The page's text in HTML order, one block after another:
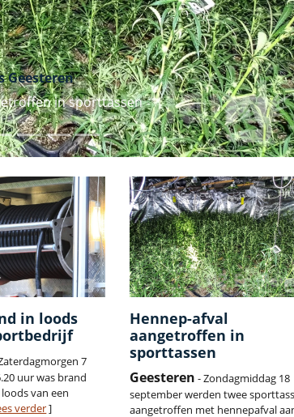
Geesteren
in sporttassen
in loods
7
uur was brand
van een
verder]
Hennep-afval
aangetroffen in
sporttassen
Geesteren - Zondagmiddag 18
september werden twee
aangetroffen met hennepafval